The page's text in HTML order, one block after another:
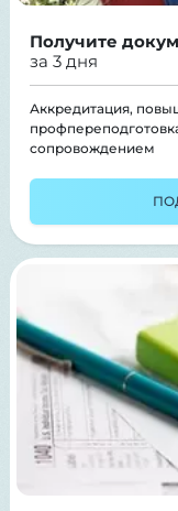
Получите
за 3 дня
Аккредитация,
сопровождением